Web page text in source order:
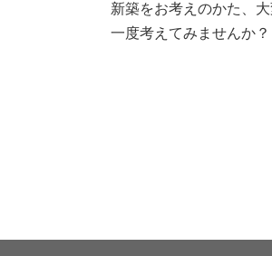
新築をお考えのかた、
一度考えてみませんか？